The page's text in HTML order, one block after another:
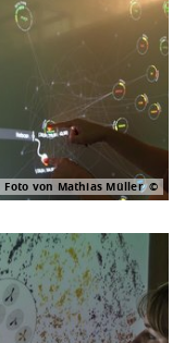
Foto von Mathias Müller